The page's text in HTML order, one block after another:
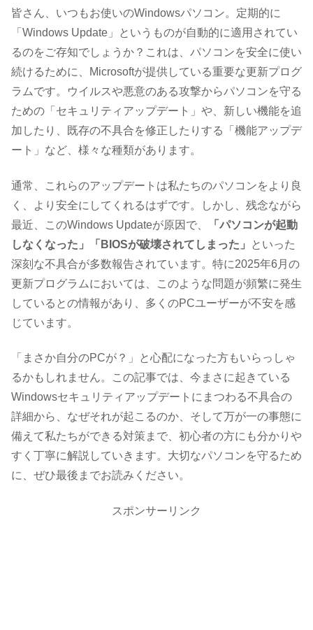
皆さん、いつもお使いのWindowsパソコン。定期的に
「Windows Update」というものが自動的に適用されてい
るのをご存知でしょうか？これは、パソコンを安全に使い
続けるために、Microsoftが提供している重要な更新プログ
ラムです。ウイルスや悪意のある攻撃からパソコンを守る
ための「セキュリティアップデート」や、新しい機能を追
加したり、既存の不具合を修正したりする「機能アップデ
ート」など、様々な種類があります。
通常、これらのアップデートは私たちのパソコンをより良
く、より安全にしてくれるはずです。しかし、残念ながら
最近、このWindows Updateが原因で、
「パソコンが起動
しなくなった」「BIOSが破壊されてしまった」
といった
深刻な不具合が多数報告されています。特に2025年6月の
更新プログラムにおいては、このような問題が頻繁に発生
しているとの情報があり、多くのPCユーザーが不安を感
じています。
「まさか自分のPCが？」と心配になった方もいらっしゃ
るかもしれません。この記事では、今まさに起きている
Windowsセキュリティアップデートにまつわる不具合の
詳細から、なぜそれが起こるのか、そして万が一の事態に
備えて私たちができる対策まで、初心者の方にも分かりや
すく丁寧に解説していきます。大切なパソコンを守るため
に、ぜひ最後までお読みください。
スポンサーリンク